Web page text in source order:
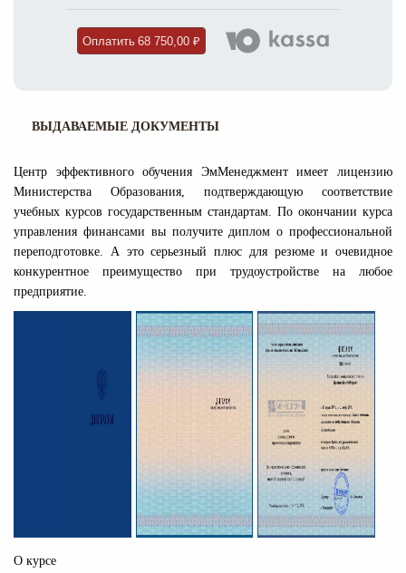
Оплатить 68 750,00 ₽
ВЫДАВАЕМЫЕ ДОКУМЕНТЫ
Центр эффективного обучения ЭмМенеджмент имеет лицензию
Министерства Образования, подтверждающую соответствие
учебных курсов государственным стандартам. По окончании курса
управления финансами вы получите диплом о профессиональной
переподготовке. А это серьезный плюс для резюме и очевидное
конкурентное преимущество при трудоустройстве на любое
предприятие.
О курсе